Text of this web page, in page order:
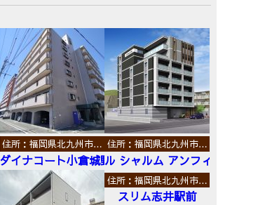
住所：福岡県北九州市…
ダイナコート小倉城野
住所：福岡県北九州市…
ル シャルム アンフィニ
住所：福岡県北九州市…
スリム志井駅前